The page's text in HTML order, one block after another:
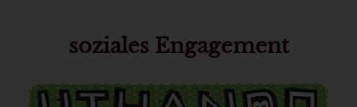
slide
to
the
slide
soziales Engagement